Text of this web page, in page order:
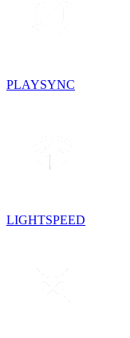
PLAYSYNC
LIGHTSPEED